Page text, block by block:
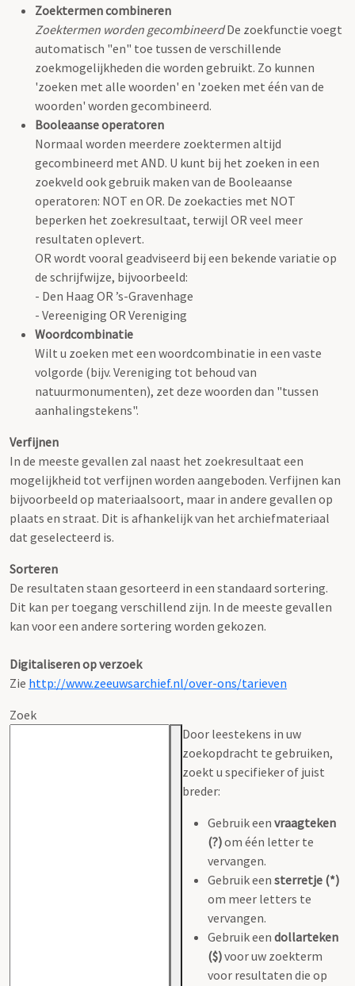
Zoektermen combineren
Zoektermen worden gecombineerdDe zoekfunctie voegt
automatisch "en" toe tussen de verschillende
zoekmogelijkheden die worden gebruikt. Zo kunnen
'zoeken met alle woorden' en 'zoeken met één van de
woorden' worden gecombineerd.
Booleaanse operatoren
Normaal worden meerdere zoektermen altijd
gecombineerd met AND. U kunt bij het zoeken in een
zoekveld ook gebruik maken van de Booleaanse
operatoren: NOT en OR. De zoekacties met NOT
beperken het zoekresultaat, terwijl OR veel meer
resultaten oplevert.
OR wordt vooral geadviseerd bij een bekende variatie op
de schrijfwijze, bijvoorbeeld:
- Den Haag OR ’s-Gravenhage
- Vereeniging OR Vereniging
Woordcombinatie
Wilt u zoeken met een woordcombinatie in een vaste
volgorde (bijv. Vereniging tot behoud van
natuurmonumenten), zet deze woorden dan "tussen
aanhalingstekens".
Verfijnen
In de meeste gevallen zal naast het zoekresultaat een
mogelijkheid tot verfijnen worden aangeboden. Verfijnen kan
bijvoorbeeld op materiaalsoort, maar in andere gevallen op
plaats en straat. Dit is afhankelijk van het archiefmateriaal
dat geselecteerd is.
Sorteren
De resultaten staan gesorteerd in een standaard sortering.
Dit kan per toegang verschillend zijn. In de meeste gevallen
kan voor een andere sortering worden gekozen.
Digitaliseren op verzoek
Zie http://www.zeeuwsarchief.nl/over-ons/tarieven
Zoek
Door leestekens in uw
zoekopdracht te gebruiken,
zoekt u specifieker of juist
breder:
Gebruik een vraagteken
(?)om één letter te
vervangen.
Gebruik een sterretje (*)
om meer letters te
vervangen.
Gebruik een dollarteken
($)voor uw zoekterm
voor resultaten die op